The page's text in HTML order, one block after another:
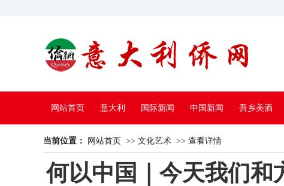
网站首页 意大利 国际新闻 中国新闻 吾乡美酒
中国电视
当前位置： 网站首页 >> 文化艺术 >> 查看详情
何以中国｜今天我们和